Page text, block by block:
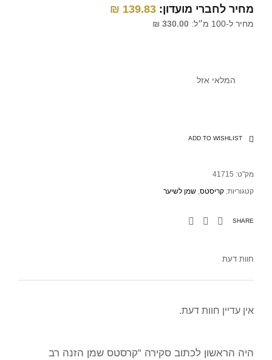
מחיר לחברי מועדון: 139.83
₪
מחיר ל-100 מ״ל: 330.00
₪
המלאי אזל
ADD TO WISHLIST
מק"ט: 41715
קטגוריות: קריסטס, שמן לשיער
SHARE
חוות דעת
אין עדיין חוות דעת.
היה הראשון לכתוב סקירה “קרסטס שמן הזנה רב